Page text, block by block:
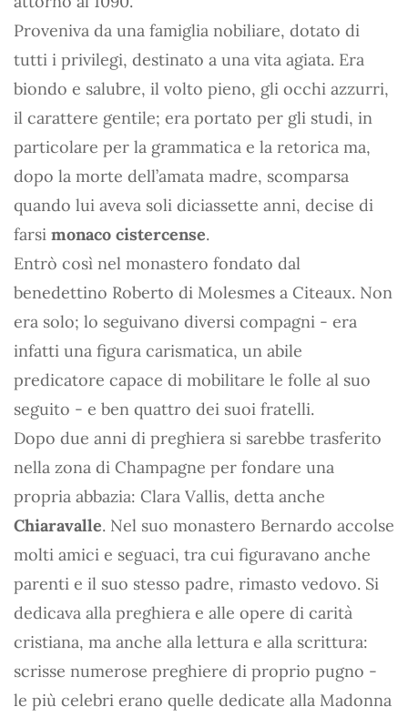
Proveniva da una famiglia nobiliare, dotato di
tutti i privilegi, destinato a una vita agiata. Era
biondo e salubre, il volto pieno, gli occhi azzurri,
il carattere gentile; era portato per gli studi, in
particolare per la grammatica e la retorica ma,
dopo la morte dell’amata madre, scomparsa
quando lui aveva soli diciassette anni, decise di
farsi monaco cistercense.
Entrò così nel monastero fondato dal
benedettino Roberto di Molesmes a Citeaux. Non
era solo; lo seguivano diversi compagni - era
infatti una figura carismatica, un abile
predicatore capace di mobilitare le folle al suo
seguito - e ben quattro dei suoi fratelli.
Dopo due anni di preghiera si sarebbe trasferito
nella zona di Champagne per fondare una
propria abbazia: Clara Vallis, detta anche
Chiaravalle. Nel suo monastero Bernardo accolse
molti amici e seguaci, tra cui figuravano anche
parenti e il suo stesso padre, rimasto vedovo. Si
dedicava alla preghiera e alle opere di carità
cristiana, ma anche alla lettura e alla scrittura:
scrisse numerose preghiere di proprio pugno -
le più celebri erano quelle dedicate alla Madonna